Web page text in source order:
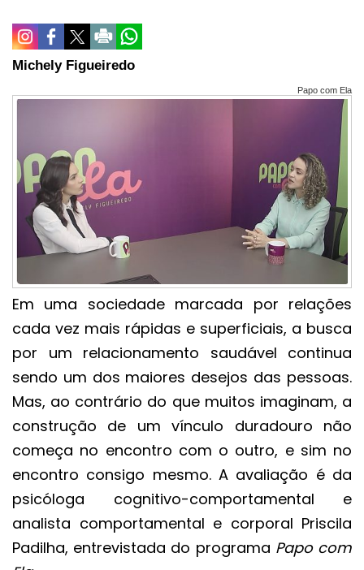
Michely Figueiredo
Papo com Ela
Em uma sociedade marcada por relações
cada vez mais rápidas e superficiais, a busca
por um relacionamento saudável continua
sendo um dos maiores desejos das pessoas.
Mas, ao contrário do que muitos imaginam, a
construção de um vínculo duradouro não
começa no encontro com o outro, e sim no
encontro consigo mesmo. A avaliação é da
psicóloga cognitivo-comportamental e
analista comportamental e corporal Priscila
Padilha, entrevistada do programa Papo com